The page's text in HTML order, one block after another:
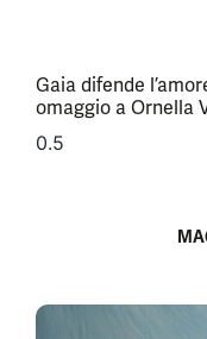
Gaia difende
omaggio a Ornella